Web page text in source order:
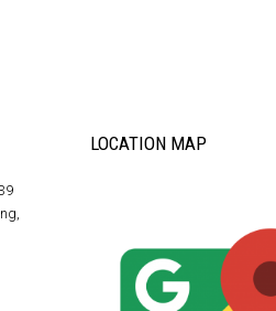
LOCATION MAP